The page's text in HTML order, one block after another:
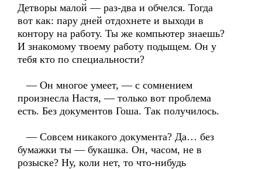
Детворы малой — раз-два и обчелся. Тогда
вот как: пару дней отдохнете и выходи в
контору на работу. Ты же компьютер знаешь?
И знакомому твоему работу подыщем. Он у
тебя кто по специальности?
— Он многое умеет, — с сомнением
произнесла Настя, — только вот проблема
есть. Без документов Гоша. Так получилось.
— Совсем никакого документа? Да… без
бумажки ты — букашка. Он, часом, не в
розыске? Ну, коли нет, то что-нибудь